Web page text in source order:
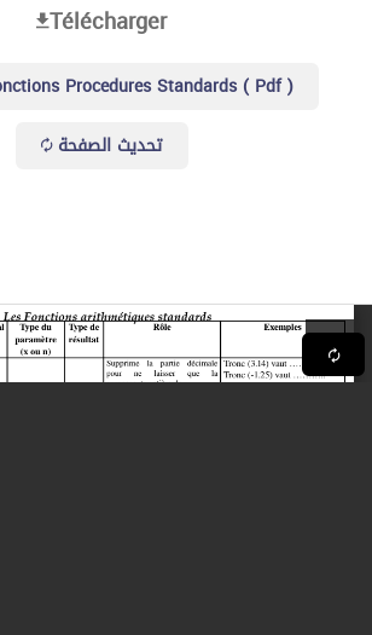
Télécharger
Procedures Standards ( Pdf )
تحديث الصفحة